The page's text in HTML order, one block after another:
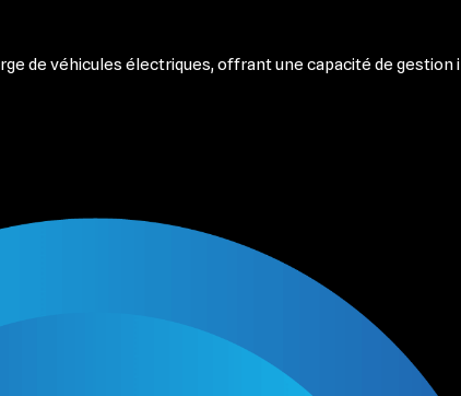
de véhicules électriques, offrant une capacité de gestion